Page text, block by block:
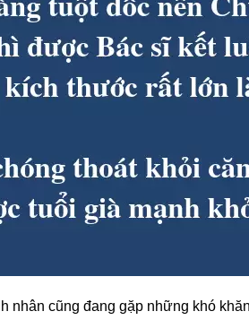
nhân cũng đang gặp những khó